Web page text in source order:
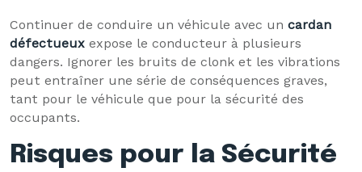
Continuer de conduire un véhicule avec un cardan
défectueux expose le conducteur à plusieurs
dangers. Ignorer les bruits de clonk et les vibrations
peut entraîner une série de conséquences graves,
tant pour le véhicule que pour la sécurité des
occupants.
Risques pour la Sécurité